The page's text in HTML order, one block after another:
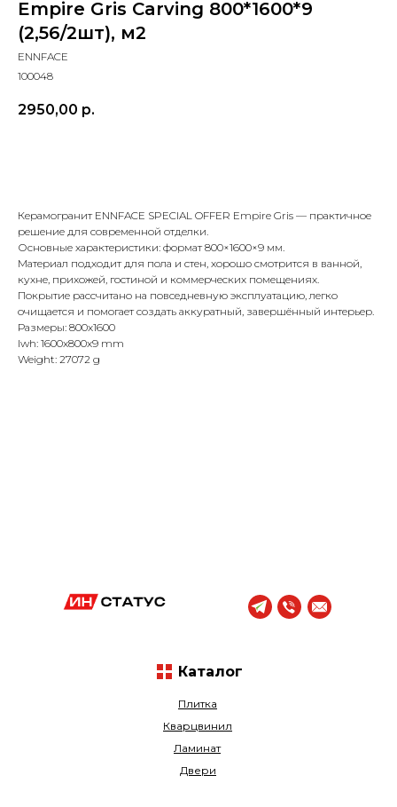
Empire Gris Carving 800*1600*9
(2,56/2шт), м2
ENNFACE
100048
2950,00 р.
Керамогранит ENNFACE SPECIAL OFFER Empire Gris — практичное
решение для современной отделки.
Основные характеристики: формат 800×1600×9 мм.
Материал подходит для пола и стен, хорошо смотрится в ванной,
кухне, прихожей, гостиной и коммерческих помещениях.
Покрытие рассчитано на повседневную эксплуатацию, легко
очищается и помогает создать аккуратный, завершённый интерьер.
Размеры: 800x1600
lwh: 1600x800x9 mm
Weight: 27072 g
Плитка
Кварцвинил
Ламинат
Двери
Каталог